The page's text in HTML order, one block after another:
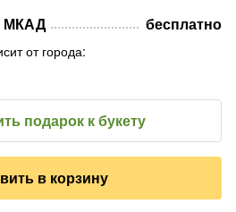
МКАД бесплатно
от города:
подарок к букету
в корзину